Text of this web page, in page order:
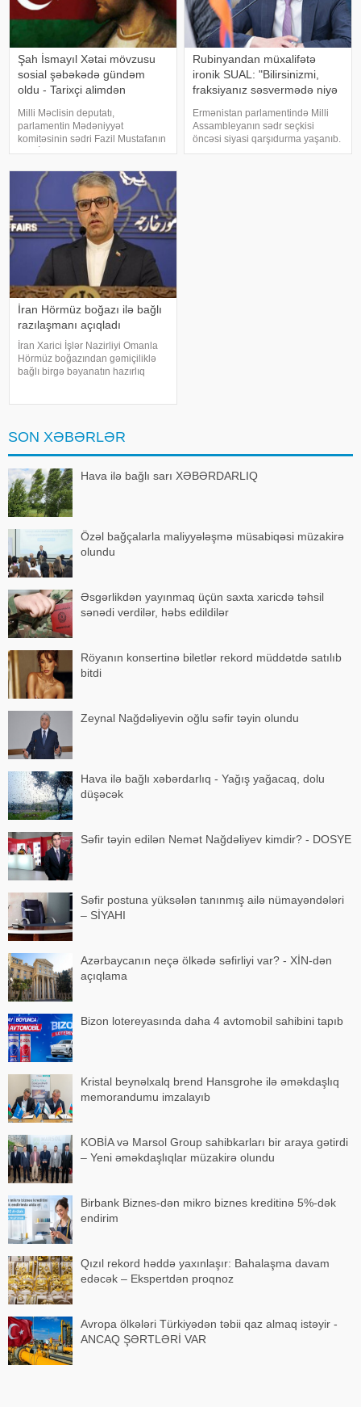
Şah İsmayıl Xətai mövzusu
sosial şəbəkədə gündəm
oldu - Tarixçi alimdən
Milli Məclisin deputatı,
parlamentin Mədəniyyət
komitəsinin sədri Fazil Mustafanın
Şah İsmayıl Xətai ilə bağlı
ictimai müzakirələrə səbəb olub. .
Deputat Şah İsmayılın adını
daşıyan ordeni
Rubinyandan müxalifətə
ironik SUAL: "Bilirsinizmi,
fraksiyanız səsvermədə niyə
Ermənistan parlamentində Milli
Assambleyanın sədr seçkisi
öncəsi siyasi qarşıdurma yaşanıb.
KONKRET.azxəbər verir ki,
İran Hörmüz boğazı ilə bağlı
razılaşmanı açıqladı
İran Xarici İşlər Nazirliyi Omanla
Hörmüz boğazından gəmiçiliklə
bağlı birgə bəyanatın hazırlıq
SON XƏBƏRLƏR
Hava ilə bağlı sarı XƏBƏRDARLIQ
Özəl bağçalarla maliyyələşmə müsabiqəsi müzakirə
olundu
Əsgərlikdən yayınmaq üçün saxta xaricdə təhsil
sənədi verdilər, həbs edildilər
Röyanın konsertinə biletlər rekord müddətdə satılıb
bitdi
Zeynal Nağdəliyevin oğlu səfir təyin olundu
Hava ilə bağlı xəbərdarlıq - Yağış yağacaq, dolu
düşəcək
Səfir təyin edilən Nemət Nağdəliyev kimdir? - DOSYE
Səfir postuna yüksələn tanınmış ailə nümayəndələri
– SİYAHI
Azərbaycanın neçə ölkədə səfirliyi var? - XİN-dən
açıqlama
Bizon lotereyasında daha 4 avtomobil sahibini tapıb
Kristal beynəlxalq brend Hansgrohe ilə əməkdaşlıq
memorandumu imzalayıb
KOBİA və Marsol Group sahibkarları bir araya gətirdi
– Yeni əməkdaşlıqlar müzakirə olundu
Birbank Biznes-dən mikro biznes kreditinə 5%-dək
endirim
Qızıl rekord həddə yaxınlaşır: Bahalaşma davam
edəcək – Ekspertdən proqnoz
Avropa ölkələri Türkiyədən təbii qaz almaq istəyir -
ANCAQ ŞƏRTLƏRİ VAR